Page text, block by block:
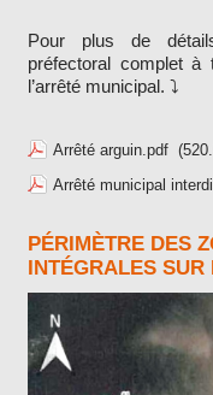
Pour plus de
préfectoral complet à
l’arrêté municipal. ⤵️
Arrêté arguin.pdf
Arrêté municipal
PÉRIMÈTRE DES
INTÉGRALES SUR